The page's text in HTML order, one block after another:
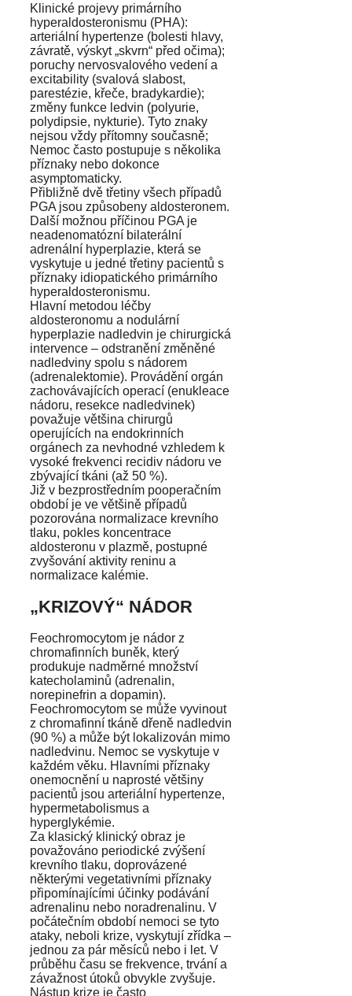
Klinické projevy primárního
hyperaldosteronismu (PHA):
arteriální hypertenze (bolesti hlavy,
závratě, výskyt „skvrn“ před očima);
poruchy nervosvalového vedení a
excitability (svalová slabost,
parestézie, křeče, bradykardie);
změny funkce ledvin (polyurie,
polydipsie, nykturie). Tyto znaky
nejsou vždy přítomny současně;
Nemoc často postupuje s několika
příznaky nebo dokonce
asymptomaticky.
Přibližně dvě třetiny všech případů
PGA jsou způsobeny aldosteronem.
Další možnou příčinou PGA je
neadenomatózní bilaterální
adrenální hyperplazie, která se
vyskytuje u jedné třetiny pacientů s
příznaky idiopatického primárního
hyperaldosteronismu.
Hlavní metodou léčby
aldosteronomu a nodulární
hyperplazie nadledvin je chirurgická
intervence – odstranění změněné
nadledviny spolu s nádorem
(adrenalektomie). Provádění orgán
zachovávajících operací (enukleace
nádoru, resekce nadledvinek)
považuje většina chirurgů
operujících na endokrinních
orgánech za nevhodné vzhledem k
vysoké frekvenci recidiv nádoru ve
zbývající tkáni (až 50 %).
Již v bezprostředním pooperačním
období je ve většině případů
pozorována normalizace krevního
tlaku, pokles koncentrace
aldosteronu v plazmě, postupné
zvyšování aktivity reninu a
normalizace kalémie.
„KRIZOVÝ“ NÁDOR
Feochromocytom je nádor z
chromafinních buněk, který
produkuje nadměrné množství
katecholaminů (adrenalin,
norepinefrin a dopamin).
Feochromocytom se může vyvinout
z chromafinní tkáně dřeně nadledvin
(90 %) a může být lokalizován mimo
nadledvinu. Nemoc se vyskytuje v
každém věku. Hlavními příznaky
onemocnění u naprosté většiny
pacientů jsou arteriální hypertenze,
hypermetabolismus a
hyperglykémie.
Za klasický klinický obraz je
považováno periodické zvýšení
krevního tlaku, doprovázené
některými vegetativními příznaky
připomínajícími účinky podávání
adrenalinu nebo noradrenalinu. V
počátečním období nemoci se tyto
ataky, neboli krize, vyskytují zřídka –
jednou za pár měsíců nebo i let. V
průběhu času se frekvence, trvání a
závažnost útoků obvykle zvyšuje.
Nástup krize je často